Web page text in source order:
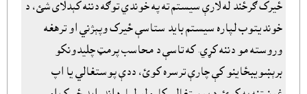
ځيرک ګرځند له لارې سيستم ته په خوندي توګه دننه کېدلاى شئ، د
خونديتوب لپاره سيستم بايد ستاسې ځيرک وپېژني او ترهغه
وروسته مو دننه کړي. که تاسې د محاسب پرمټ چليدونکو
برېښويبځاينو کې چارې ترسره کوئ، ددې پوستغالي يا اپ